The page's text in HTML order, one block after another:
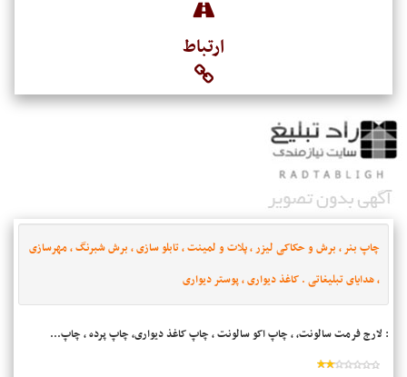
ارتباط
چاپ بنر ، برش و حکاکی لیزر ، پلات و لمینت ، تابلو سازی ، برش شبرنگ ، مهرسازی
، هدایای تبلیغاتی . کاغذ دیواری ، پوستر دیواری
: لارج فرمت سالونت، ، چاپ اکو سالونت ، چاپ کاغذ دیواری، چاپ پرده ، چاپ...